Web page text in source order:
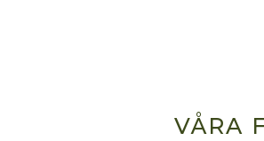
VÅRA